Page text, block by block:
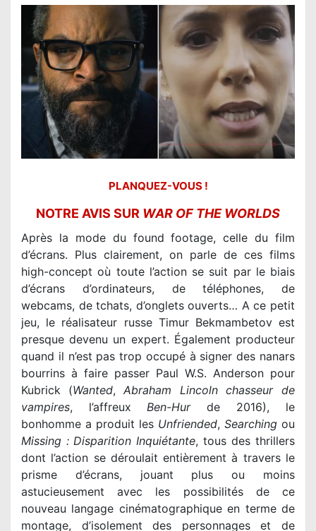
PLANQUEZ-VOUS !
NOTRE AVIS SUR WAR OF THE WORLDS
Après la mode du found footage, celle du film
d’écrans. Plus clairement, on parle de ces films
high-concept où toute l’action se suit par le biais
d’écrans d’ordinateurs, de téléphones, de
webcams, de tchats, d’onglets ouverts… A ce petit
jeu, le réalisateur russe Timur Bekmambetov est
presque devenu un expert. Également producteur
quand il n’est pas trop occupé à signer des nanars
bourrins à faire passer Paul W.S. Anderson pour
Kubrick (Wanted, Abraham Lincoln chasseur de
vampires, l’affreux Ben-Hur de 2016), le
bonhomme a produit les Unfriended, Searching ou
Missing : Disparition Inquiétante, tous des thrillers
dont l’action se déroulait entièrement à travers le
prisme d’écrans, jouant plus ou moins
astucieusement avec les possibilités de ce
nouveau langage cinématographique en terme de
montage, d’isolement des personnages et de